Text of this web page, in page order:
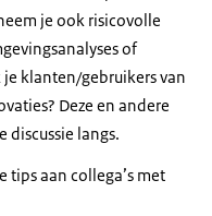
je ook risicovolle
of
klanten/gebruikers van
Deze en andere
discussie langs.
tips aan collega’s met